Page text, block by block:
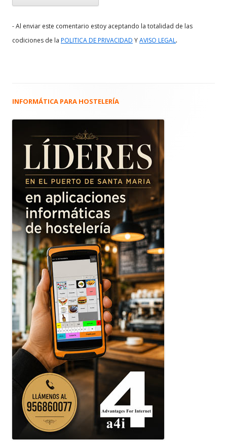
- Al enviar este comentario estoy aceptando la totalidad de las
codiciones de la POLITICA DE PRIVACIDAD YAVISO LEGAL.
Barra
principal
INFORMÁTICA PARA HOSTELERÍA